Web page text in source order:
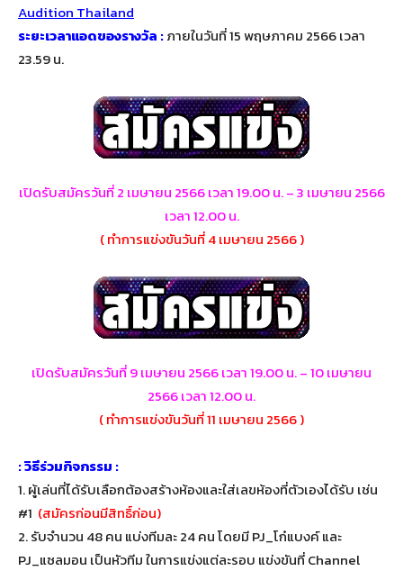
Audition Thailand
ระยะเวลาแอดของรางวัล :ภายในวันที่ 15 พฤษภาคม 2566 เวลา
23.59 น.
เปิดรับสมัครวันที่ 2 เมษายน 2566 เวลา 19.00 น. – 3 เมษายน 2566
เวลา 12.00 น.
( ทำการแข่งขันวันที่ 4 เมษายน 2566 )
เปิดรับสมัครวันที่ 9 เมษายน 2566 เวลา 19.00 น. – 10 เมษายน
2566 เวลา 12.00 น.
( ทำการแข่งขันวันที่ 11 เมษายน 2566 )
: วิธีร่วมกิจกรรม :
1.ผู้เล่นที่ได้รับเลือกต้องสร้างห้องและใส่เลขห้องที่ตัวเองได้รับ เช่น
#1 (สมัครก่อนมีสิทธิ์ก่อน)
2.รับจำนวน 48 คน แบ่งทีมละ 24 คน โดยมี PJ_โก๋แบงค์ และ
PJ_แซลมอน เป็นหัวทีม ในการแข่งแต่ละรอบ แข่งขันที่ Channel